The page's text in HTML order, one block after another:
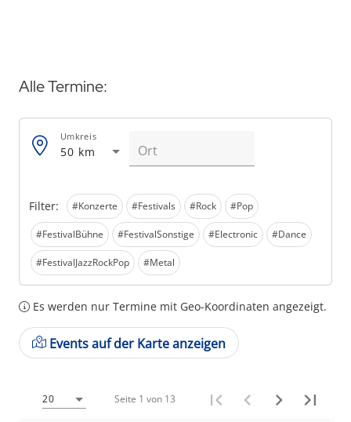
Alle Termine:
Filter: #Konzerte #Festivals #Rock #Pop
#FestivalBühne #FestivalSonstige #Electronic #Dance
#FestivalJazzRockPop #Metal
50 km
Umkreis
Es werden nur Termine mit Geo-Koordinaten angezeigt.
Events auf der Karte anzeigen
20 Seite 1 von 13